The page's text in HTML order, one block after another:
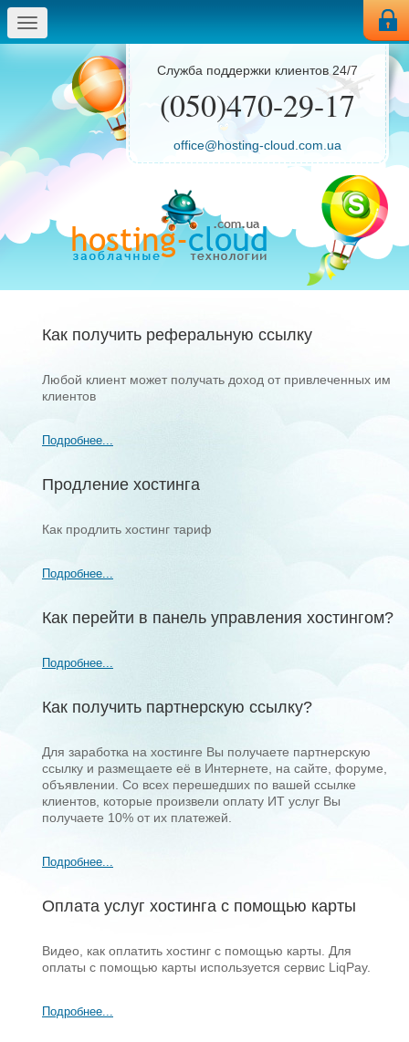
Меню
Служба поддержки клиентов 24/7
(050)470-29-17
office@hosting-cloud.com.ua
Как получить реферальную ссылку
Любой клиент может получать доход от привлеченных им
клиентов
Подробнее...
Продление хостинга
Как продлить хостинг тариф
Подробнее...
Как перейти в панель управления хостингом?
Подробнее...
Как получить партнерскую ссылку?
Для заработка на хостинге Вы получаете партнерскую
ссылку и размещаете её в Интернете, на сайте, форуме,
объявлении. Со всех перешедших по вашей ссылке
клиентов, которые произвели оплату ИТ услуг Вы
получаете 10% от их платежей.
Подробнее...
Оплата услуг хостинга с помощью карты
Видео, как оплатить хостинг с помощью карты. Для
оплаты с помощью карты используется сервис LiqPay.
Подробнее...